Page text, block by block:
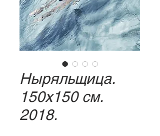
Ныряльщица.
150х150 см.
2018.